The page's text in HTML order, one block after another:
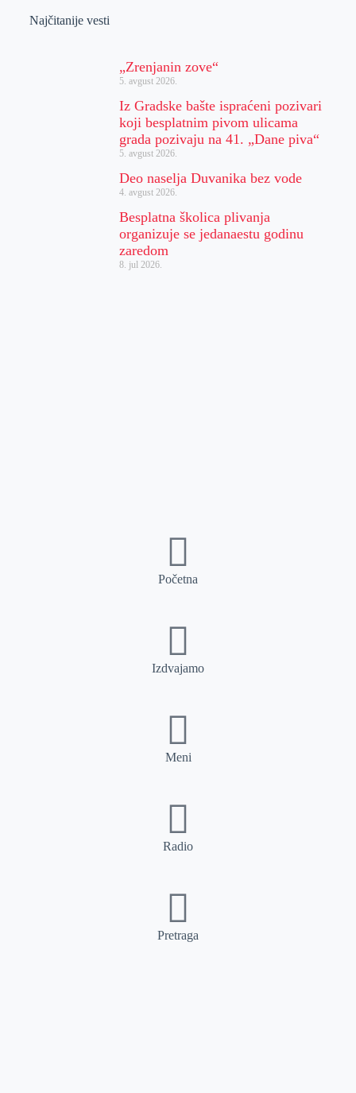
Najčitanije vesti
„Zrenjanin zove“
5. avgust 2026.
Iz Gradske bašte ispraćeni pozivari
koji besplatnim pivom ulicama
grada pozivaju na 41. „Dane piva“
5. avgust 2026.
Deo naselja Duvanika bez vode
4. avgust 2026.
Besplatna školica plivanja
organizuje se jedanaestu godinu
zaredom
8. jul 2026.
Početna
Izdvajamo
Meni
Radio
Pretraga